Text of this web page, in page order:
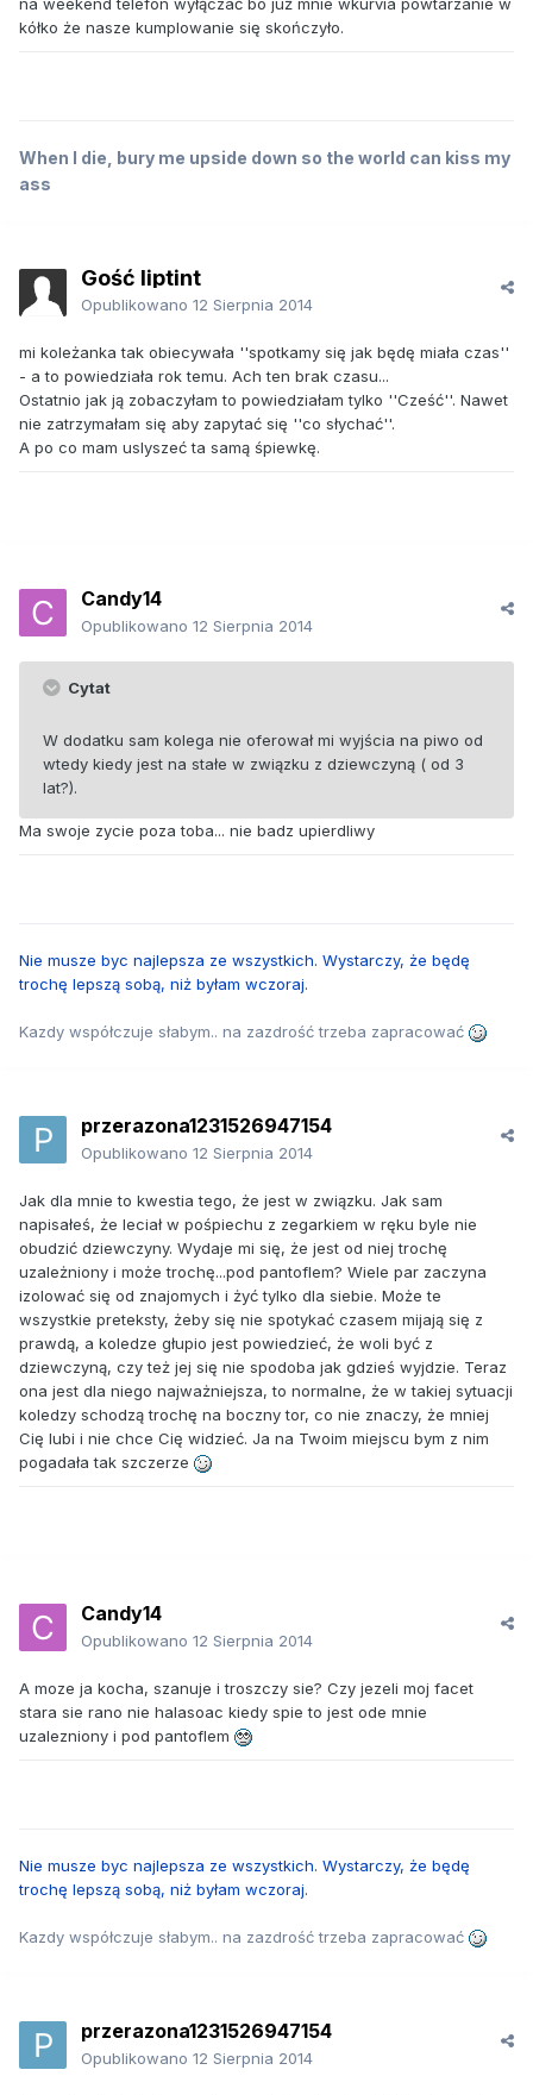
na weekend telefon wyłączać bo już mnie wkurvia powtarzanie w
kółko że nasze kumplowanie się skończyło.
When I die, bury me upside down so the world can kiss my
ass
Gość liptint
Opublikowano 12 Sierpnia 2014
mi koleżanka tak obiecywała ''spotkamy się jak będę miała czas''
- a to powiedziała rok temu. Ach ten brak czasu...
Ostatnio jak ją zobaczyłam to powiedziałam tylko ''Cześć''. Nawet
nie zatrzymałam się aby zapytać się ''co słychać''.
A po co mam uslyszeć ta samą śpiewkę.
Candy14
Opublikowano 12 Sierpnia 2014
Cytat
W dodatku sam kolega nie oferował mi wyjścia na piwo od
wtedy kiedy jest na stałe w związku z dziewczyną ( od 3
lat?).
Ma swoje zycie poza toba... nie badz upierdliwy
Nie musze byc najlepsza ze wszystkich. Wystarczy, że będę
trochę lepszą sobą, niż byłam wczoraj.
Kazdy współczuje słabym.. na zazdrość trzeba zapracować
przerazona1231526947154
Opublikowano 12 Sierpnia 2014
Jak dla mnie to kwestia tego, że jest w związku. Jak sam
napisałeś, że leciał w pośpiechu z zegarkiem w ręku byle nie
obudzić dziewczyny. Wydaje mi się, że jest od niej trochę
uzależniony i może trochę...pod pantoflem? Wiele par zaczyna
izolować się od znajomych i żyć tylko dla siebie. Może te
wszystkie preteksty, żeby się nie spotykać czasem mijają się z
prawdą, a koledze głupio jest powiedzieć, że woli być z
dziewczyną, czy też jej się nie spodoba jak gdzieś wyjdzie. Teraz
ona jest dla niego najważniejsza, to normalne, że w takiej sytuacji
koledzy schodzą trochę na boczny tor, co nie znaczy, że mniej
Cię lubi i nie chce Cię widzieć. Ja na Twoim miejscu bym z nim
pogadała tak szczerze
Candy14
Opublikowano 12 Sierpnia 2014
A moze ja kocha, szanuje i troszczy sie? Czy jezeli moj facet
stara sie rano nie halasoac kiedy spie to jest ode mnie
uzalezniony i pod pantoflem
Nie musze byc najlepsza ze wszystkich. Wystarczy, że będę
trochę lepszą sobą, niż byłam wczoraj.
Kazdy współczuje słabym.. na zazdrość trzeba zapracować
przerazona1231526947154
Opublikowano 12 Sierpnia 2014